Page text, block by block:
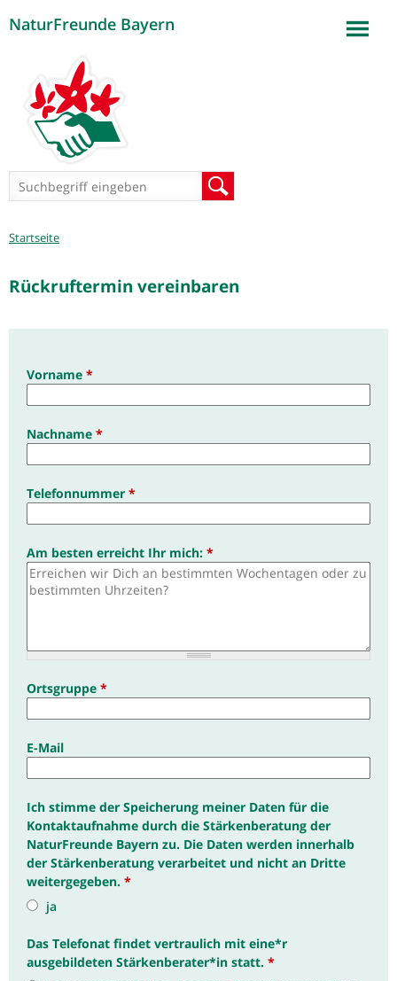
NaturFreunde Bayern
Suchformular
Sie
Startseite
Rückruftermin vereinbaren
Vorname *
Nachname *
Telefonnummer *
Am besten erreicht Ihr mich: *
Ortsgruppe *
E-Mail
Ich stimme der Speicherung meiner Daten für die
Kontaktaufnahme durch die Stärkenberatung der
NaturFreunde Bayern zu. Die Daten werden innerhalb
der Stärkenberatung verarbeitet und nicht an Dritte
weitergegeben. *
ja
Das Telefonat findet vertraulich mit eine*r
ausgebildeten Stärkenberater*in statt. *